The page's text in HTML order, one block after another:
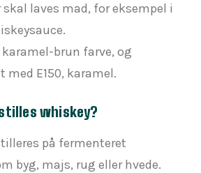
laves mad, for eksempel i
brun farve, og
med E150, karamel.
whiskey?
på fermenteret
byg, majs, rug eller hvede.